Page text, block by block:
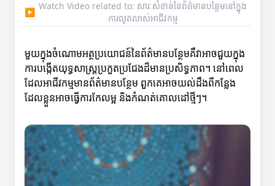
▶
Watch Video related to: សារៈសំខាន់នៃព័ត៌មានបន្ថែមនៅក្នុង
ការលូតលាស់អាជីវកម្ម
មួយក្នុងចំណោមអត្ថប្រយោជន៍នៃព័ត៌មានបន្ថែមគឺវាអាចជួយក្នុង
ការបង្កើតយុទ្ធសាស្ត្រប្រកួតប្រជែងដ៏មានប្រសិទ្ធភាព។ នៅពេល
ដែលអាជីវកម្មមានព័ត៌មានបន្ថែម ពួកគេអាចយល់ដឹងពីកន្លែង
ដែលខ្លួនអាចធ្វើការកែលម្អ និងកំណត់គោលដៅថ្មីៗ។